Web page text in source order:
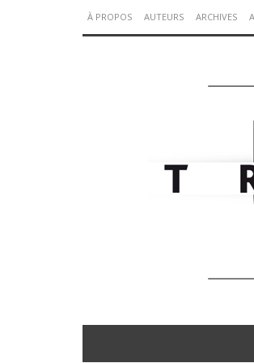
À PROPOS AUTEURS ARCHIVES